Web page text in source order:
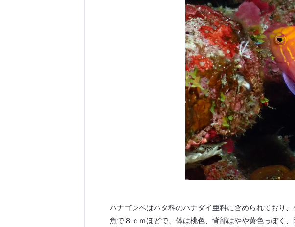
ハナゴンベはハタ科のハナダイ亜科に含められており
魚で８ｃｍほどで、体は桃色、背部はやや黄色っぽく